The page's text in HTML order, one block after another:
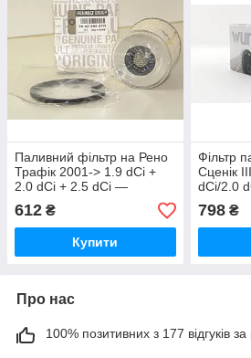
Паливний фільтр на Рено
Трафік 2001-> 1.9 dCi +
2.0 dCi + 2.5 dCi —
Renault (Оригінал) -
164039587R
612 ₴
Купити
Фільтр
Сценік
dCi/2.0
WB809
798₴
Про нас
100% позитивних з 177 відгуків за